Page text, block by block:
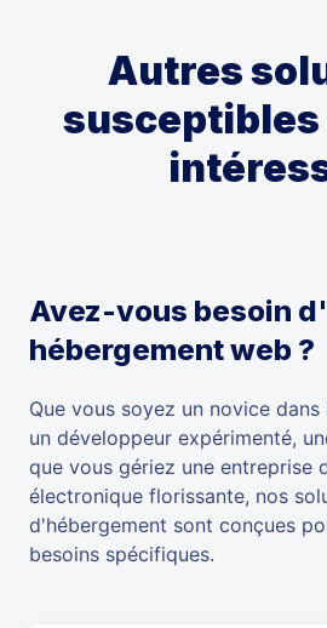
Autres
susceptibles
Avez-vous besoin
hébergement web ?
Que vous soyez un novice
un développeur expérimenté,
que vous gériez une entreprise
électronique florissante, nos
d'hébergement sont conçues
besoins spécifiques.